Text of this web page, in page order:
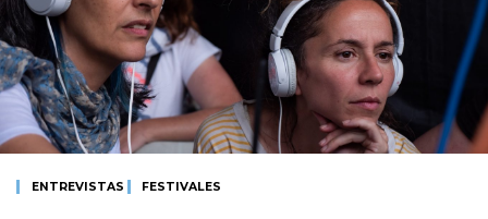
ENTREVISTAS FESTIVALES